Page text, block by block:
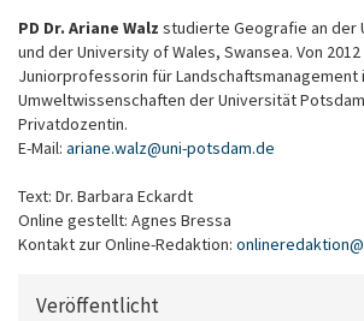
PD Dr. Ariane Walz studierte Geografie an der
und der University of Wales, Swansea. Von
Juniorprofessorin für Landschaftsmanagement
Umweltwissenschaften der Universität
Privatdozentin.
E-Mail: ariane.walz@uni-potsdam.de
Text: Dr. Barbara Eckardt
Online gestellt: Agnes Bressa
Kontakt zur Online-Redaktion: onlineredaktion@
Veröffentlicht